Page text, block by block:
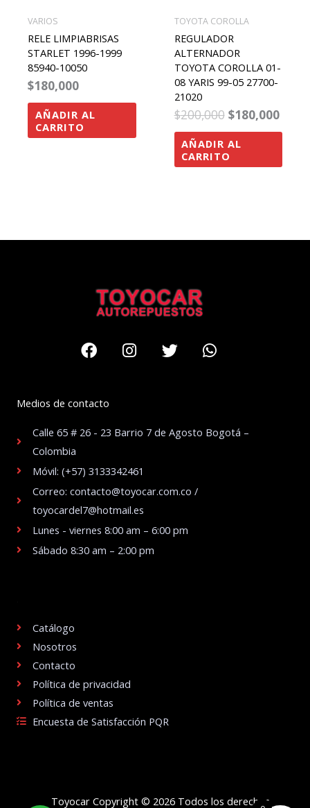
VARIOS
RELE LIMPIABRISAS
STARLET 1996-1999
85940-10050
$180,000
AÑADIR AL
CARRITO
TOYOTA COROLLA
REGULADOR
ALTERNADOR
TOYOTA COROLLA 01-
08 YARIS 99-05 27700-
21020
$200,000 $180,000
AÑADIR AL
CARRITO
FacebookInstagram
TwitterWhatsapp
Medios de contacto
Calle 65 # 26 - 23 Barrio 7 de Agosto Bogotá –
Colombia
Móvil: (+57) 3133342461
Correo: contacto@toyocar.com.co /
toyocardel7@hotmail.es
Lunes - viernes 8:00 am – 6:00 pm
Sábado 8:30 am – 2:00 pm
Catálogo
Nosotros
Contacto
Política de privacidad
Política de ventas
Encuesta de Satisfacción PQR
Toyocar Copyright © 2026 Todos los derechos